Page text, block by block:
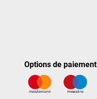
Options de paiement